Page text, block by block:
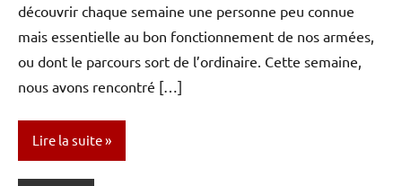
découvrir chaque semaine une personne peu connue
mais essentielle au bon fonctionnement de nos armées,
ou dont le parcours sort de l’ordinaire. Cette semaine,
nous avons rencontré […]
Lire la suite